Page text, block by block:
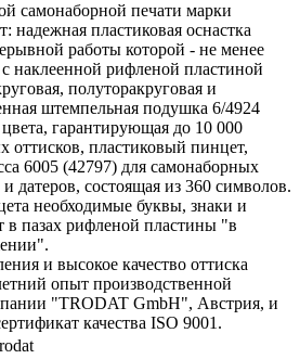
самонаборной печати марки
надежная пластиковая оснастка
работы которой - не менее
наклеенной рифленой пластиной
полуторакруговая и
штемпельная подушка 6/4924
цвета, гарантирующая до 10 000
оттисков, пластиковый пинцет,
6005 (42797) для самонаборных
датеров, состоящая из 360 символов.
необходимые буквы, знаки и
пазах рифленой пластины "в
и высокое качество оттиска
опыт производственной
"TRODAT GmbH", Австрия, и
качества ISO 9001.